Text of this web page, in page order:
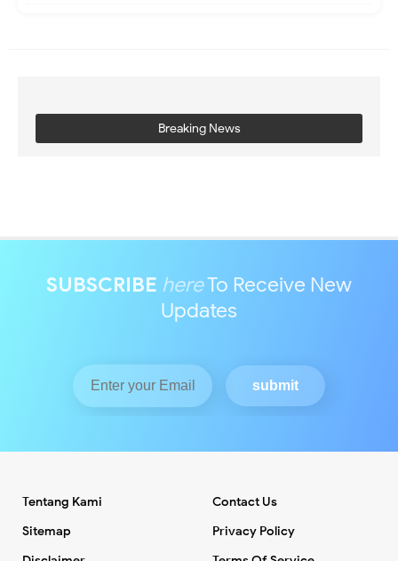
Breaking News
SUBSCRIBE hereTo Receive New
Updates
Tentang Kami
Contact Us
Sitemap
Privacy Policy